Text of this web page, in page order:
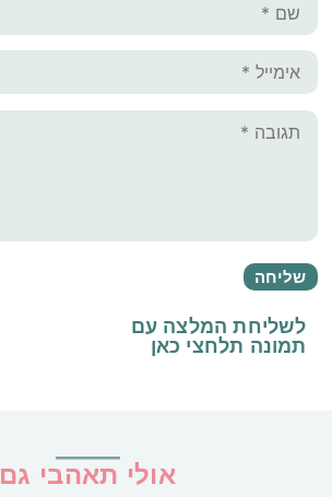
לשליחת המלצה עם
תמונה תלחצי כאן
אולי תאהבי גם